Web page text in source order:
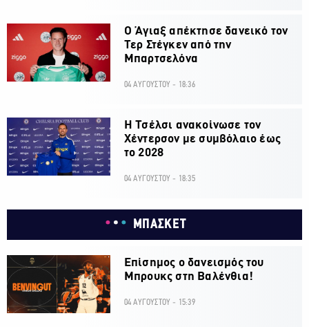
Ο Άγιαξ απέκτησε δανεικό τον
Τερ Στέγκεν από την
Μπαρτσελόνα
04 ΑΥΓΟΥΣΤΟΥ - 18:36
H Τσέλσι ανακοίνωσε τον
Χέντερσον με συμβόλαιο έως
το 2028
04 ΑΥΓΟΥΣΤΟΥ - 18:35
ΜΠΑΣΚΕΤ
Επίσημος ο δανεισμός του
Μπρουκς στη Βαλένθια!
04 ΑΥΓΟΥΣΤΟΥ - 15:39